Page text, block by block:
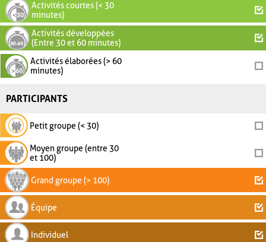
Activités courtes (< 30
minutes)
Activités développées
(Entre 30 et 60 minutes)
Activités élaborées (> 60
minutes)
PARTICIPANTS
Petit groupe (< 30)
Moyen groupe (entre 30
et 100)
Grand groupe (> 100)
Équipe
Individuel